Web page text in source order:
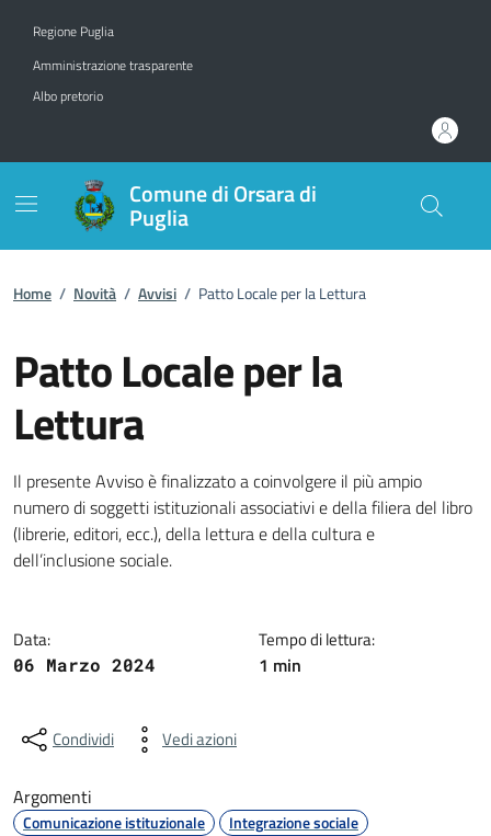
Regione Puglia
Amministrazione trasparente
Albo pretorio
Comune di Orsara di
Puglia
Home / Novità / Avvisi / Patto Locale per la Lettura
Patto Locale per la
Lettura
Dettagli della notizia
Il presente Avviso è finalizzato a coinvolgere il più ampio
numero di soggetti istituzionali associativi e della filiera del libro
(librerie, editori, ecc.), della lettura e della cultura e
dell’inclusione sociale.
Data:
06 Marzo 2024
Tempo di lettura:
1 min
Condividi Vedi azioni
Argomenti
Comunicazione istituzionale
Integrazione sociale